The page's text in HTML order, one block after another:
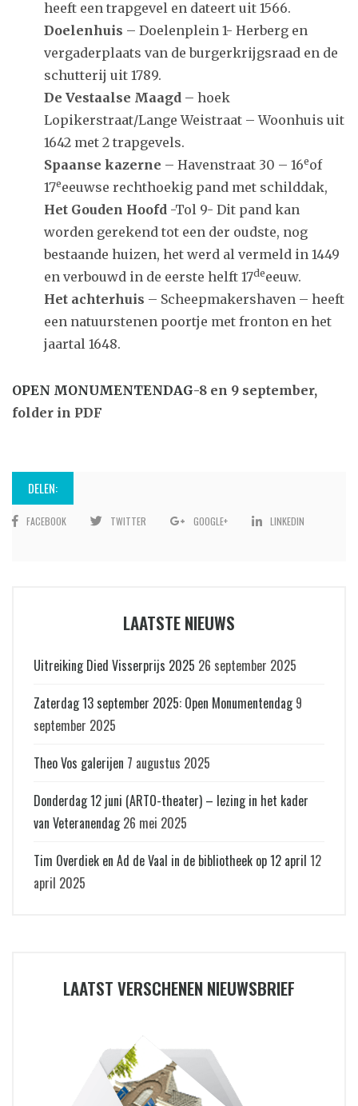
heeft een trapgevel en dateert uit 1566.
Doelenhuis – Doelenplein 1- Herberg en
vergaderplaats van de burgerkrijgsraad en de
schutterij uit 1789.
De Vestaalse Maagd – hoek
Lopikerstraat/Lange Weistraat – Woonhuis uit
1642 met 2 trapgevels.
Spaanse kazerne – Havenstraat 30 – 16eof
17eeeuwse rechthoekig pand met schilddak,
Het Gouden Hoofd -Tol 9- Dit pand kan
worden gerekend tot een der oudste, nog
bestaande huizen, het werd al vermeld in 1449
en verbouwd in de eerste helft 17deeeuw.
Het achterhuis – Scheepmakershaven – heeft
een natuurstenen poortje met fronton en het
jaartal 1648.
OPEN MONUMENTENDAG-8 en 9 september,
folder in PDF
DELEN:
FACEBOOK TWITTER GOOGLE+ LINKEDIN
LAATSTE NIEUWS
Uitreiking Died Visserprijs 2025 26 september 2025
Zaterdag 13 september 2025: Open Monumentendag 9
september 2025
Theo Vos galerijen 7 augustus 2025
Donderdag 12 juni (ARTO-theater) – lezing in het kader
van Veteranendag 26 mei 2025
Tim Overdiek en Ad de Vaal in de bibliotheek op 12 april 12
april 2025
LAATST VERSCHENEN NIEUWSBRIEF